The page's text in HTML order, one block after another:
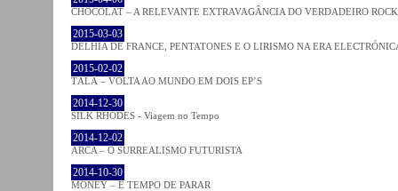
CHOCOLAT – A RELEVANTE EXTRAVAGÂNCIA DO VERDADEIRO ROCK
2015-03-03
DELHIA DE FRANCE, PENTATONES E O LIRISMO NA ERA
2015-02-02
TĀLĀ – VOLTA AO MUNDO EM DOIS EP’S
2014-12-30
SILK RHODES - Viagem no Tempo
2014-12-02
ARCA – O SURREALISMO FUTURISTA
2014-10-30
MONEY – É TEMPO DE PARAR